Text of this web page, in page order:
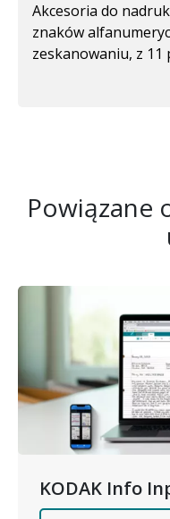
Akcesoria do
znaków
zeskanowaniu, z 11
Powiązane
Obraz
KODAK Info